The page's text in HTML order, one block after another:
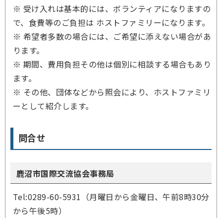
※ 受け入れは基本的には、ボランティアになりますの
で、食費等のご負担は ホストファミリーになります。
※ 希望者多数の場合には、ご希望に添えない場合があ
ります。
※ 期間、費用負担その他は個別に相談する場合もあり
ます。
※ その他、団体などから照会により、ホストファミリ
ーとして紹介します。
問合せ
鹿沼市国際交流協会事務局
Tel:0289-60-5931（月曜日から金曜日、午前8時30分
から午後5時）